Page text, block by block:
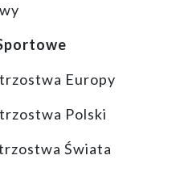
Europy
Polski
Świata